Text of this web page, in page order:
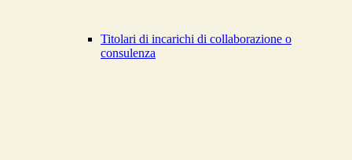
Titolari di incarichi di collaborazione o
consulenza